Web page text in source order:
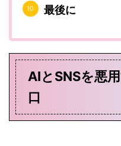
最後に
AIとSNSを悪
口